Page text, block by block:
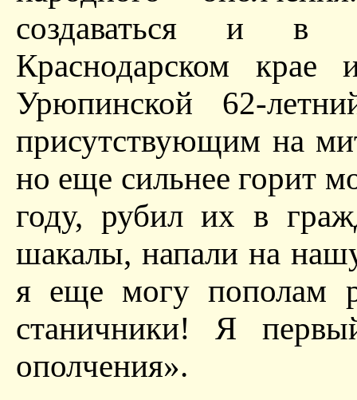
создаваться и в
Краснодарском
Урюпинской 62-
присутствующим на
но еще сильнее горит
году, рубил их в
шакалы, напали на
я еще могу пополам
станичники! Я
ополчения».